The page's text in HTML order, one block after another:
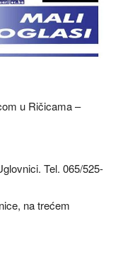
u Ričicama –
Tel. 065/525-
na trećem